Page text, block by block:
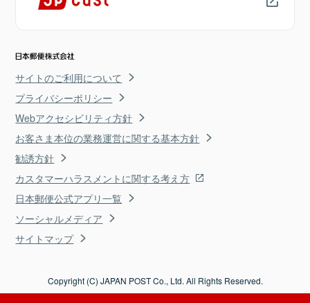
サイトのご利用について
プライバシーポリシー
Webアクセシビリティ方針
お客さま本位の業務運営に関する基本方針
勧誘方針
カスタマーハラスメントに関する考え方
日本郵便公式アプリ一覧
ソーシャルメディア
サイトマップ
Copyright (C) JAPAN POST Co., Ltd. All Rights Reserved.